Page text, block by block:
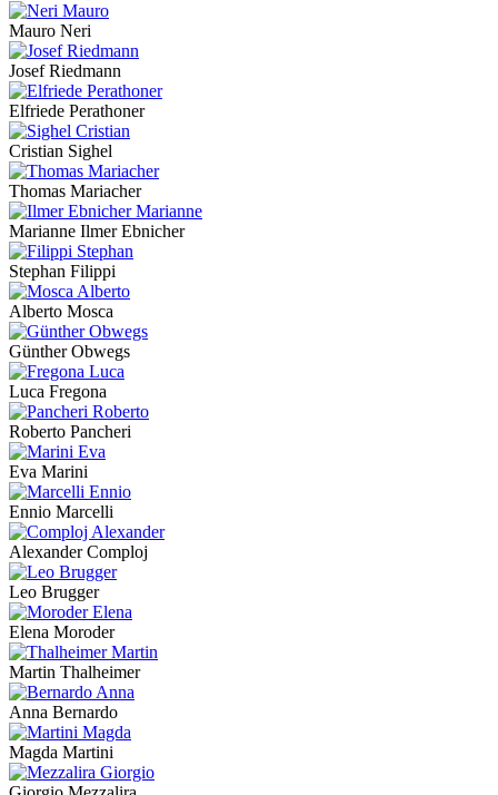
Mauro Neri
Josef Riedmann
Elfriede Perathoner
Cristian Sighel
Thomas Mariacher
Marianne Ilmer Ebnicher
Stephan Filippi
Alberto Mosca
Günther Obwegs
Luca Fregona
Roberto Pancheri
Eva Marini
Ennio Marcelli
Alexander Comploj
Leo Brugger
Elena Moroder
Martin Thalheimer
Anna Bernardo
Magda Martini